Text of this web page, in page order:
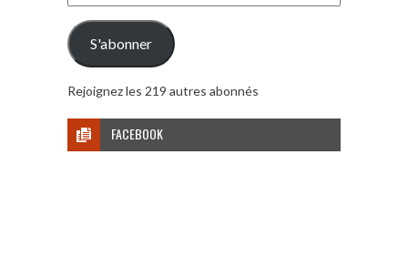
e-
mail
S'abonner
Rejoignez les 219 autres abonnés
FACEBOOK